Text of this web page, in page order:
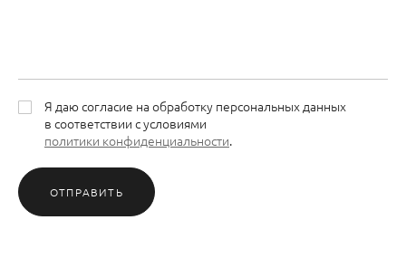
Я даю согласие на обработку персональных данных
в соответствии с условиями
политики конфиденциальности.
ОТПРАВИТЬ